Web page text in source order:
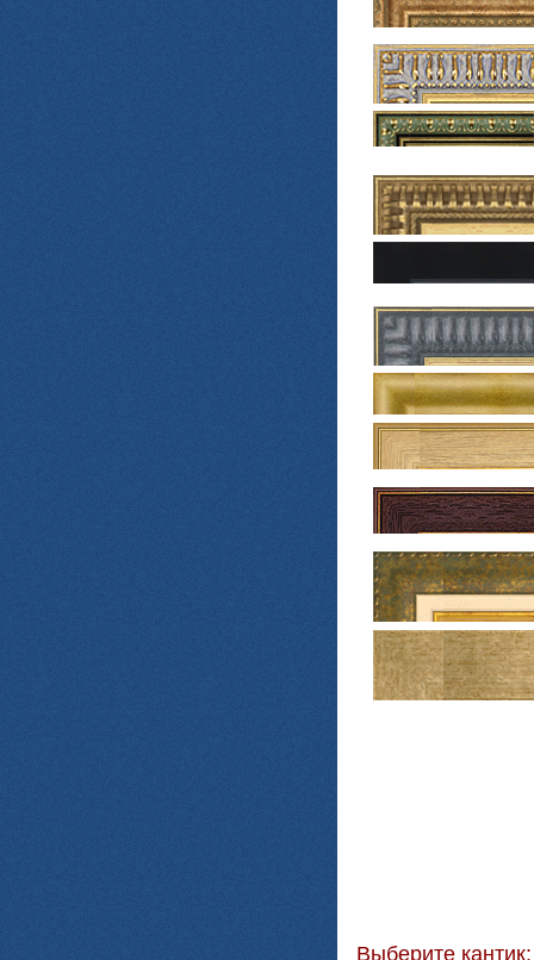
Выберите кантик: